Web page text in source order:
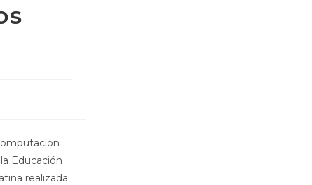
Educación
realizada